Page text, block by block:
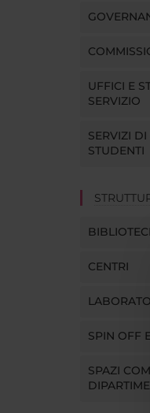
UFFICI E
SERVIZIO
SERVIZI DI
STUDENTI
CENTRI
SPIN OFF
SPAZI